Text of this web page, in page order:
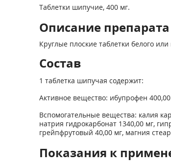
Таблетки шипучие, 400 мг.
Описание
Круглые плоские таблетки белого
Состав
1 таблетка шипучая содержит:
Активное вещество: ибупрофен
Вспомогательные вещества: калия
натрия гидрокарбонат 1340,00 мг,
грейпфрутовый 40,00 мг, магния
Показания к